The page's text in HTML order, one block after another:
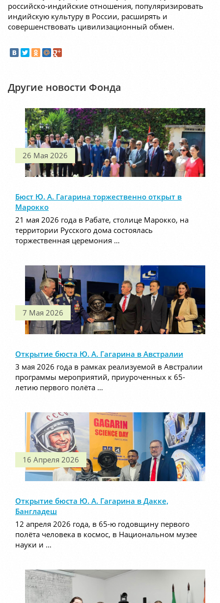
российско-индийские отношения, популяризировать
индийскую культуру в России, расширять и
совершенствовать цивилизационный обмен.
Другие новости Фонда
26 Мая 2026
Бюст Ю. А. Гагарина торжественно открыт в
Марокко
21 мая 2026 года в Рабате, столице Марокко, на
территории Русского дома состоялась
торжественная церемония …
7 Мая 2026
Открытие бюста Ю. А. Гагарина в Австралии
3 мая 2026 года в рамках реализуемой в Австралии
программы мероприятий, приуроченных к 65-
летию первого полёта …
16 Апреля 2026
Открытие бюста Ю. А. Гагарина в Дакке,
Бангладеш
12 апреля 2026 года, в 65-ю годовщину первого
полёта человека в космос, в Национальном музее
науки и …